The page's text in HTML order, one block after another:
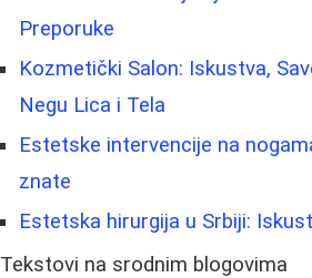
Preporuke
Kozmetički Salon: Iskustva,
Negu Lica i Tela
Estetske intervencije na
znate
Estetska hirurgija u Srbiji:
Tekstovi na srodnim blogovima